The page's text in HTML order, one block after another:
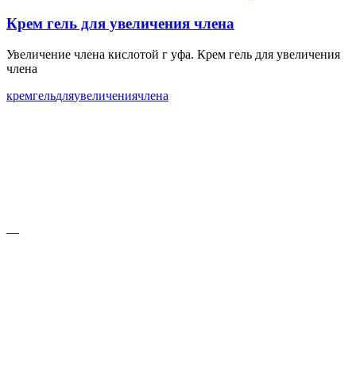
Крем гель для увеличения члена
Увеличение члена кислотой г уфа. Крем гель для увеличения
члена
кремгельдляувеличениячлена
—